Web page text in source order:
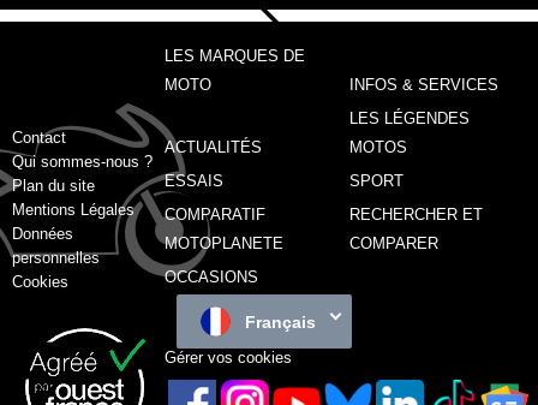
Contact
Qui sommes-nous ?
Plan du site
Mentions Légales
Données
personnelles
Cookies
LES MARQUES DE
MOTO
INFOS & SERVICES
ACTUALITÉS
LES LÉGENDES
MOTOS
ESSAIS
SPORT
COMPARATIF
MOTOPLANETE
RECHERCHER ET
COMPARER
OCCASIONS
Français
Gérer vos cookies